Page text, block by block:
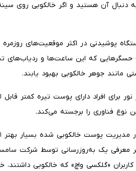
آن هستید و اگر خالکوبی روی سینه
پوشیدنی در اکثر موقعیت‌های
حسگرهایی که این ساعت‌ها و ردیاب‌های
مانند جوهر خالکوبی بهبود یابند.
افراد دارای پوست تیره کمتر قابل
نوع فناوری را برجسته می‌کند.
واچ ۴» شرکت گوگل در مدیریت پوست خالکوبی شده بسیار بهتر
معرفی یک به‌روزرسانی توسط شرکت
«گلکسی واچ» که خالکوبی داشتند،